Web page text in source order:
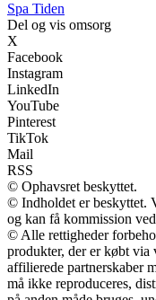
Spa Tiden
Del og vis omsorg
X
Facebook
Instagram
LinkedIn
YouTube
Pinterest
TikTok
Mail
RSS
© Ophavsret beskyttet.
© Indholdet er beskyttet.
og kan få kommission
© Alle rettigheder
produkter, der er købt via
affilierede partnerskaber
må ikke reproduceres,